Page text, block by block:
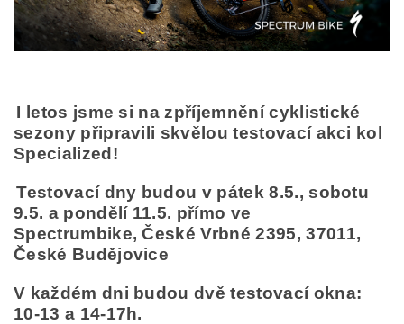
I letos jsme si na zpříjemnění cyklistické
sezony připravili skvělou testovací akci kol
Specialized!
Testovací dny budou v pátek 8.5., sobotu
9.5. a pondělí 11.5. přímo ve
Spectrumbike,České Vrbné 2395, 37011,
České Budějovice
V každém dni budou dvě testovací okna:
10-13 a 14-17h.